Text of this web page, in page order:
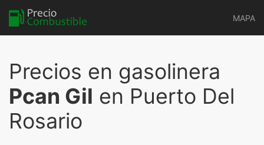
MAPA
Precios en gasolinera
Pcan Gil en Puerto Del
Rosario